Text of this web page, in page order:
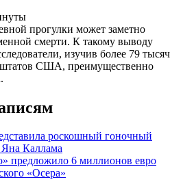
прогулки может заметно
смерти. К такому выводу
изучив более 79 тысяч
США, преимущественно
роскошный гоночный
Яна Каллама
предложило 6 миллионов евро
«Осера»